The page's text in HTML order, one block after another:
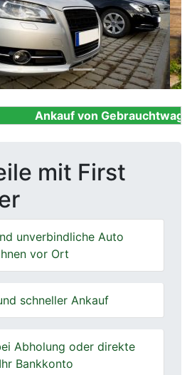
Ankauf von
mit First
unverbindliche Auto
vor Ort
schneller Ankauf
Abholung oder direkte
Bankkonto